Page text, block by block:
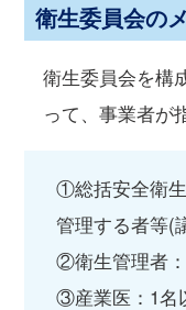
衛生委員会の
衛生委員会を構
って、事業者が
①総括安全衛
管理する者等(
②衛生管理者
③産業医：1名